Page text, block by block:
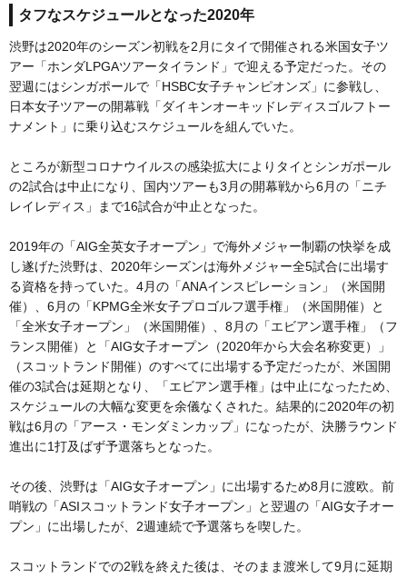
タフなスケジュールとなった2020年
渋野は2020年のシーズン初戦を2月にタイで開催される米国女子ツ
アー「ホンダLPGAツアータイランド」で迎える予定だった。その
翌週にはシンガポールで「HSBC女子チャンピオンズ」に参戦し、
日本女子ツアーの開幕戦「ダイキンオーキッドレディスゴルフトー
ナメント」に乗り込むスケジュールを組んでいた。
ところが新型コロナウイルスの感染拡大によりタイとシンガポール
の2試合は中止になり、国内ツアーも3月の開幕戦から6月の「ニチ
レイレディス」まで16試合が中止となった。
2019年の「AIG全英女子オープン」で海外メジャー制覇の快挙を成
し遂げた渋野は、2020年シーズンは海外メジャー全5試合に出場す
る資格を持っていた。4月の「ANAインスピレーション」（米国開
催）、6月の「KPMG全米女子プロゴルフ選手権」（米国開催）と
「全米女子オープン」（米国開催）、8月の「エビアン選手権」（フ
ランス開催）と「AIG女子オープン（2020年から大会名称変更）」
（スコットランド開催）のすべてに出場する予定だったが、米国開
催の3試合は延期となり、「エビアン選手権」は中止になったため、
スケジュールの大幅な変更を余儀なくされた。結果的に2020年の初
戦は6月の「アース・モンダミンカップ」になったが、決勝ラウンド
進出に1打及ばず予選落ちとなった。
その後、渋野は「AIG女子オープン」に出場するため8月に渡欧。前
哨戦の「ASIスコットランド女子オープン」と翌週の「AIG女子オー
プン」に出場したが、2週連続で予選落ちを喫した。
スコットランドでの2戦を終えた後は、そのまま渡米して9月に延期